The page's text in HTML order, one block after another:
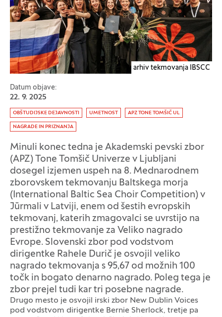
arhiv tekmovanja IBSCC
Datum objave:
22. 9. 2025
Oznaka:
OBŠTUDIJSKE DEJAVNOSTI UMETNOST APZ TONE TOMŠIČ UL
NAGRADE IN PRIZNANJA
Minuli konec tedna je Akademski pevski zbor
(APZ) Tone Tomšič Univerze v Ljubljani
dosegel izjemen uspeh na 8. Mednarodnem
zborovskem tekmovanju Baltskega morja
(International Baltic Sea Choir Competition) v
Jūrmali v Latviji, enem od šestih evropskih
tekmovanj, katerih zmagovalci se uvrstijo na
prestižno tekmovanje za Veliko nagrado
Evrope. Slovenski zbor pod vodstvom
dirigentke Rahele Durič je osvojil veliko
nagrado tekmovanja s 95,67 od možnih 100
točk in bogato denarno nagrado. Poleg tega je
zbor prejel tudi kar tri posebne nagrade.
Drugo mesto je osvojil irski zbor New Dublin Voices
pod vodstvom dirigentke Bernie Sherlock, tretje pa